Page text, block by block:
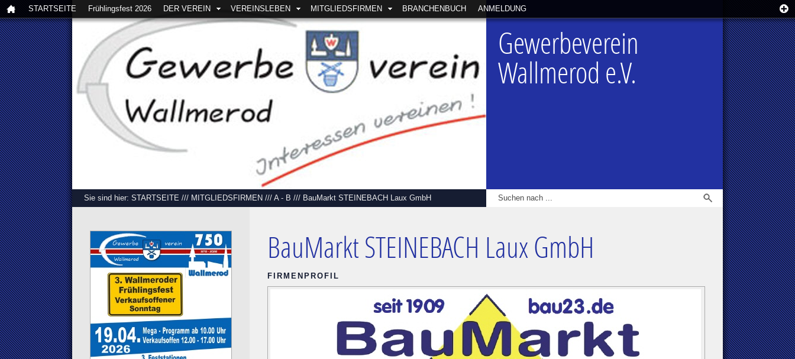
STARTSEITE Frühlingsfest 2026 DER VEREIN VEREINSLEBEN MITGLIEDSFIRMEN BRANCHENBUCH ANMELDUNG
Gewerbeverein
Wallmerod e.V.
Sie sind hier: STARTSEITE /// MITGLIEDSFIRMEN /// A - B /// BauMarkt STEINEBACH Laux GmbH
BauMarkt STEINEBACH Laux GmbH
FIRMENPROFIL